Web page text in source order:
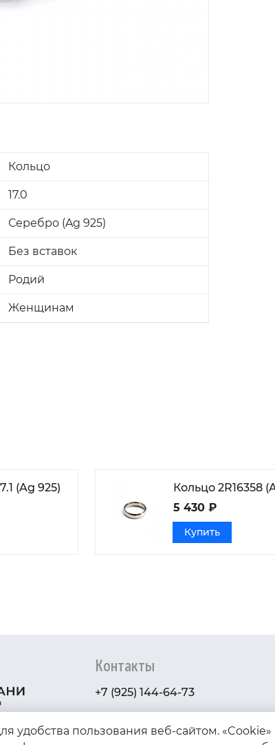
Кольцо
17.0
Серебро (Ag 925)
Без вставок
Родий
Женщинам
(Ag 925)
Кольцо 2R16358
5 430 ₽
Купить
Контакты
+7 (925) 144-64-73
удобства пользования веб-сайтом.